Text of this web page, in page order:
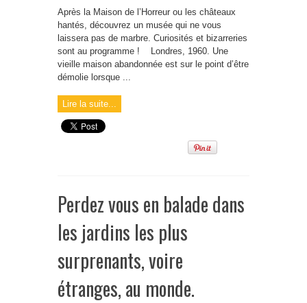
Après la Maison de l’Horreur ou les châteaux
hantés, découvrez un musée qui ne vous
laissera pas de marbre. Curiosités et bizarreries
sont au programme ! Londres, 1960. Une
vieille maison abandonnée est sur le point d’être
démolie lorsque ...
Lire la suite...
Perdez vous en balade dans
les jardins les plus
surprenants, voire
étranges, au monde.